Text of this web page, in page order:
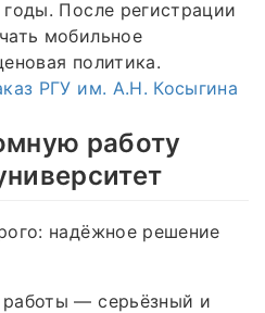
После регистрации
мобильное
политика.
РГУ им. А.Н. Косыгина
работу
надёжное решение
— серьёзный и